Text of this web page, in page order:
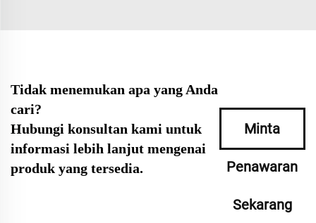
Tidak menemukan apa yang Anda
cari?
Hubungi konsultan kami untuk
informasi lebih lanjut mengenai
produk yang tersedia.
Minta
Penawaran
Sekarang